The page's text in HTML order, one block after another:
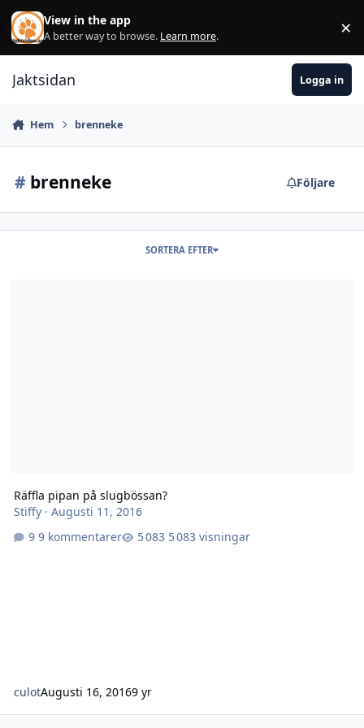
Hoppa till innehåll
View in the app
A better way to browse. Learn more. ×
Jaktsidan Logga in
Hem brenneke
# brenneke Följare
SORTERA EFTER
Räffla pipan på slugbössan?
Stiffy· Augusti 11, 2016
9 kommentarer
5 083 visningar
culotAugusti 16, 20169 yr